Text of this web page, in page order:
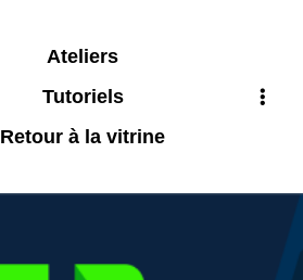
Ateliers
Tutoriels
Retour à la vitrine